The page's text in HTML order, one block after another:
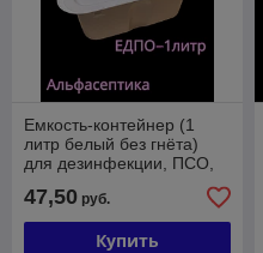
Емкость-контейнер (1
литр белый без гнёта)
для дезинфекции, ПСО,
химической стерилизации
изделий +20% НДС
47,50 руб.
Купить